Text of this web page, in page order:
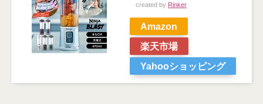
created by Rinker
Amazon
楽天市場
Yahooショッピング